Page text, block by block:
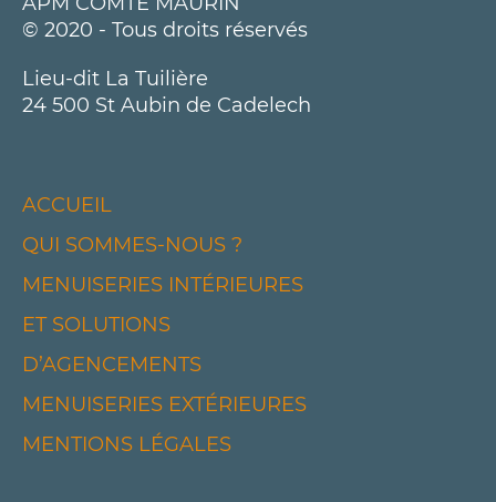
© 2020 - Tous droits réservés
Lieu-dit La Tuilière
24 500 St Aubin de Cadelech
ACCUEIL
QUI SOMMES-NOUS ?
MENUISERIES INTÉRIEURES
ET SOLUTIONS
D’AGENCEMENTS
MENUISERIES EXTÉRIEURES
MENTIONS LÉGALES